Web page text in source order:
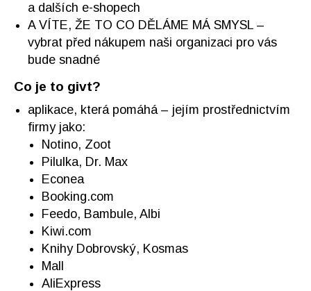
a dalších e-shopech
A VÍTE, ŽE TO CO DĚLÁME MÁ SMYSL –
vybrat před nákupem naši organizaci pro vás
bude snadné
Co je to givt?
aplikace, která pomáhá – jejím prostřednictvím
firmy jako:
Notino, Zoot
Pilulka, Dr. Max
Econea
Booking.com
Feedo, Bambule, Albi
Kiwi.com
Knihy Dobrovský, Kosmas
Mall
AliExpress